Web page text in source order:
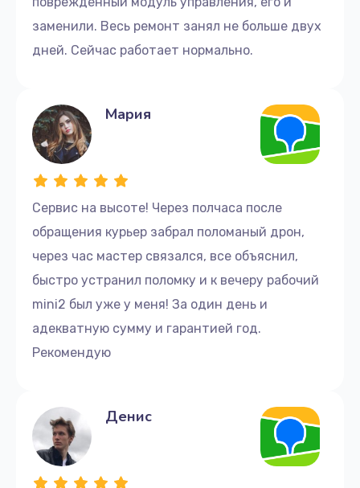
заменили. Весь ремонт занял не больше двух
дней. Сейчас работает нормально.
Сервис на высоте! Через полчаса после
обращения курьер забрал поломаный дрон,
через час мастер связался, все объяснил,
быстро устранил поломку и к вечеру рабочий
mini2 был уже у меня! За один день и
адекватную сумму и гарантией год.
Рекомендую
Мария
Денис